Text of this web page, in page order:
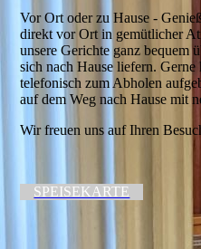
Vor Ort oder zu Hause -
direkt vor Ort in gemütlicher
unsere Gerichte ganz bequem
sich nach Hause liefern.
telefonisch zum Abholen
auf dem Weg nach Hause mit
Wir freuen uns auf Ihren
SPEISEKARTE